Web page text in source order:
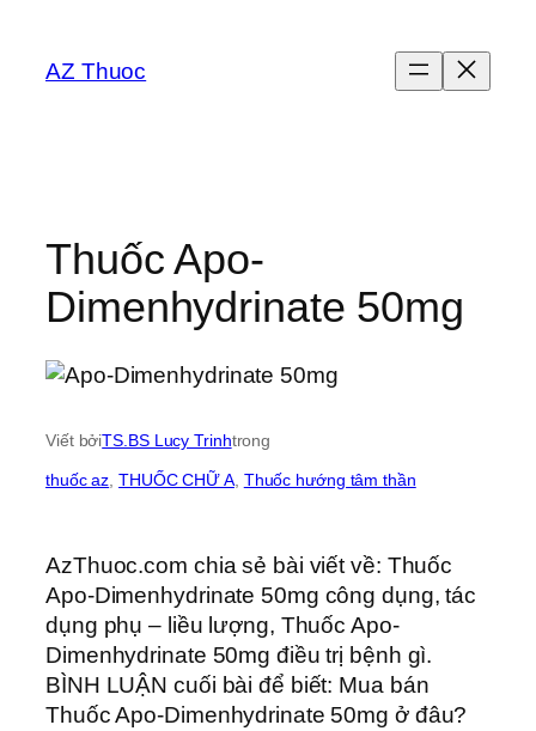
phầnAZ Thuoc
Thuốc Apo-
Dimenhydrinate 50mg
Viết bởiTS.BS Lucy Trinhtrong
thuốc az , THUỐC CHỮ A, Thuốc hướng tâm thần
AzThuoc.com chia sẻ bài viết về: Thuốc
Apo-Dimenhydrinate 50mg công dụng, tác
dụng phụ – liều lượng, Thuốc Apo-
Dimenhydrinate 50mg điều trị bệnh gì.
BÌNH LUẬN cuối bài để biết: Mua bán
Thuốc Apo-Dimenhydrinate 50mg ở đâu?